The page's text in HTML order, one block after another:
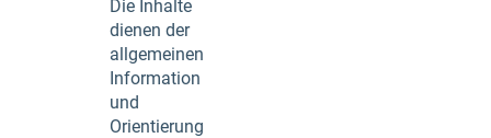
Die Inhalte
dienen der
allgemeinen
Information
und
Orientierung